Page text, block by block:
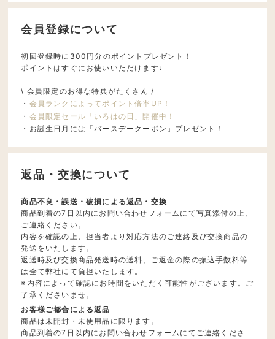
会員登録について
初回登録時に300円分のポイントプレゼント！
ポイントはすぐにお使いいただけます♩
\ 会員限定のお得な特典がたくさん /
・ 会員ランクによってポイント倍率UP！
・ 会員限定セール「いろはの日」開催中！
・お誕生日月には「バースデークーポン」プレゼント！
返品・交換について
商品不良・誤送・破損による返品・交換
商品到着の7日以内にお問い合わせフォームにて写真添付の上、
ご連絡ください。
内容を確認の上、担当者より対応方法のご連絡及び交換商品の
発送をいたします。
返送時及び交換商品発送時の送料、ご返金の際の振込手数料等
は全て弊社にて負担いたします。
※内容によって確認にお時間をいただく可能性がございます。ご
了承くださいませ。
お客様ご都合による返品
商品は未開封・未使用品に限ります。
商品到着の7日以内にお問い合わせフォームにてご連絡くださ